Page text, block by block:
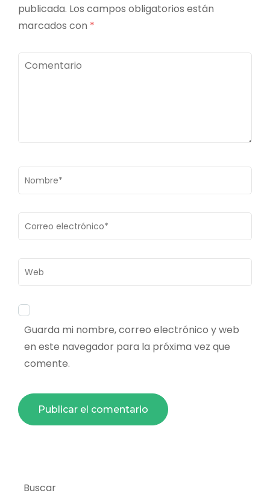
publicada. Los campos obligatorios están
marcados con *
Comentario
Nombre *
Correo
electrónico*
Web
Guarda mi nombre, correo electrónico y web
en este navegador para la próxima vez que
comente.
Buscar